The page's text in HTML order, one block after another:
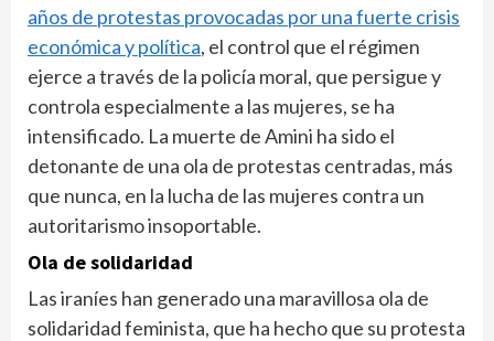
años de protestas provocadas por una fuerte crisis
económica y política, el control que el régimen
ejerce a través de la policía moral, que persigue y
controla especialmente a las mujeres, se ha
intensificado. La muerte de Amini ha sido el
detonante de una ola de protestas centradas, más
que nunca, en la lucha de las mujeres contra un
autoritarismo insoportable.
Ola de solidaridad
Las iraníes han generado una maravillosa ola de
solidaridad feminista, que ha hecho que su protesta